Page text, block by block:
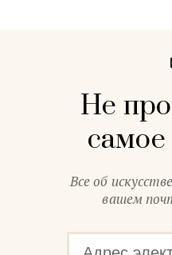
Не
Все об
вашем